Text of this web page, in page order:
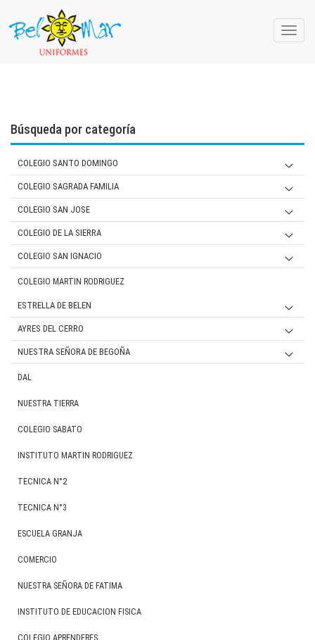
Toggle
Búsqueda por categoría
COLEGIO SANTO DOMINGO
JARDIN
PRIMARIA Y SECUNDARIA
MUJER
VARON
COLEGIO SAGRADA FAMILIA
JARDIN
PRIMARIA/ SECUNDARIA
MUJER
VARON
COLEGIO SAN JOSE
JARDIN
PRIMARIA
MUJER
VARON
SECUNDARIA
MUJER
VARON
COLEGIO DE LA SIERRA
Jardín
Primaria/ Secundaria
Varón
Mujer
COLEGIO SAN IGNACIO
JARDIN
PRIMARIA
SECUNDARIA
VARON
MUJER
COLEGIO MARTIN RODRIGUEZ
ESTRELLA DE BELEN
JARDIN
PRIMARIA
MUJER
VARON
SECUNDARIA
MUJER
AYRES DEL CERRO
PRIMARIA
SECUNDARIA
MUJER
NUESTRA SEÑORA DE BEGOÑA
UNIFORME FORMAL PRIMARIA / SECUNDARIA
UNIFORME DEPORTIVO PRIMARIA
DAL
NUESTRA TIERRA
COLEGIO SABATO
INSTITUTO MARTIN RODRIGUEZ
TECNICA N°2
TECNICA N°3
ESCUELA GRANJA
COMERCIO
NUESTRA SEÑORA DE FATIMA
INSTITUTO DE EDUCACION FISICA
COLEGIO APRENDERES